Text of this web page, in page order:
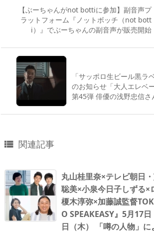
【ぶーちゃんがnot bottiに参加】副音声プ
ラットフォーム『ノットボッチ（not bott
i）』でぶーちゃんの副音声が販売開始
「サッポロ生ビール黒ラ
のお知らせ「大人エレベ
第45弾 俳優の浅野忠信さ
 関連記事
丸山桂里奈×テレビ朝日
聡美×小泉今日子しずる×
榎木淳弥×加藤誠監督
O SPEAKEASY』5月17
日（木） 「噂の人物」